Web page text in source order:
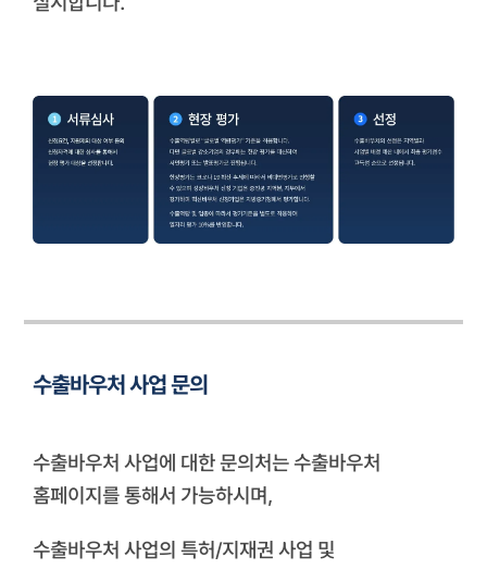
수출바우처 사업 문의
수출바우처 사업에 대한 문의처는 수출바우처
홈페이지를 통해서 가능하시며,
수출바우처 사업의 특허/지재권 사업 및